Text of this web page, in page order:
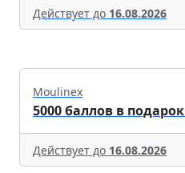
Действует до 16.08.2026
Moulinex
5000 баллов в
Действует до 16.08.2026